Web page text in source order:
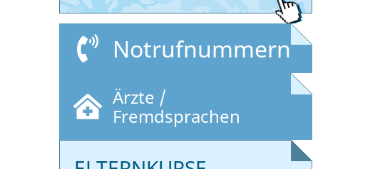
Notrufnummern
Ärzte /
Fremdsprachen